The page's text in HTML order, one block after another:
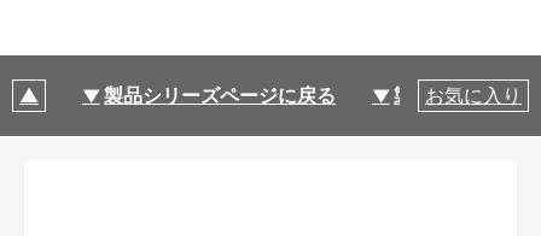
製品シリーズページに戻る 製品仕様
お気に入り